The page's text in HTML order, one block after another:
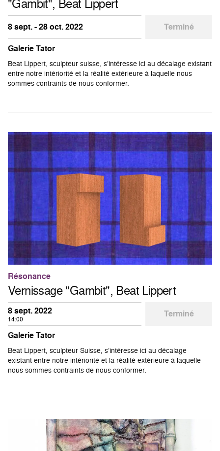
"Gambit", Beat Lippert
8 sept. - 28 oct. 2022
Terminé
Galerie Tator
Beat Lippert, sculpteur suisse, s’intéresse ici au décalage existant
entre notre intériorité et la réalité extérieure à laquelle nous
sommes contraints de nous conformer.
Résonance
Vernissage "Gambit", Beat Lippert
8 sept. 2022
14:00
Terminé
Galerie Tator
Beat Lippert, sculpteur Suisse, s’intéresse ici au décalage
existant entre notre intériorité et la réalité extérieure à laquelle
nous sommes contraints de nous conformer.